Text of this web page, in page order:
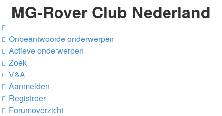
MG-Rover Club Nederland
Onbeantwoorde onderwerpen
Actieve onderwerpen
Zoek
V&A
Aanmelden
Registreer
Forumoverzicht